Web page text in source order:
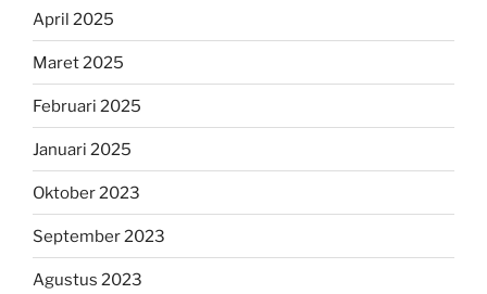
April 2025
Maret 2025
Februari 2025
Januari 2025
Oktober 2023
September 2023
Agustus 2023